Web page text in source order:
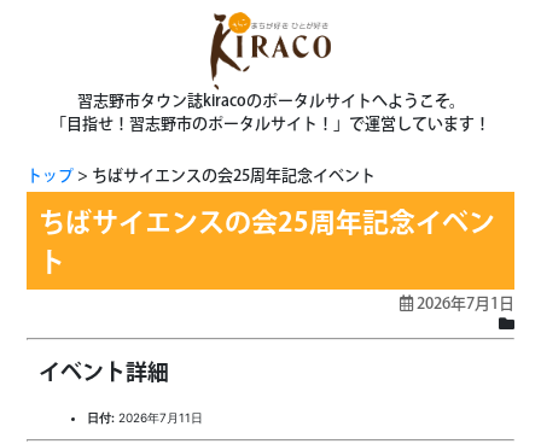
習志野市タウン誌kiracoのポータルサイトへようこそ。
「目指せ！習志野市のポータルサイト！」で運営しています！
トップ ちばサイエンスの会25周年記念イベント
ちばサイエンスの会25周年記念イベン
ト
2026年7月1日
イベント詳細
日付: 2026年7月11日